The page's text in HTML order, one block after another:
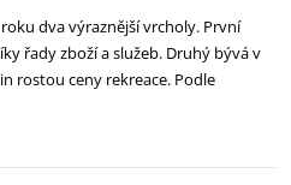
dva výraznější vrcholy. První
řady zboží a služeb. Druhý bývá v
rostou ceny rekreace. Podle